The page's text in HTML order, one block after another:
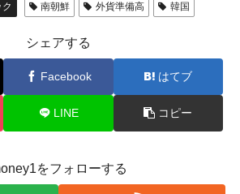
ク 南朝鮮 外貨準備高 韓国
シェアする
Facebook はてブ
LINE コピー
をフォローする